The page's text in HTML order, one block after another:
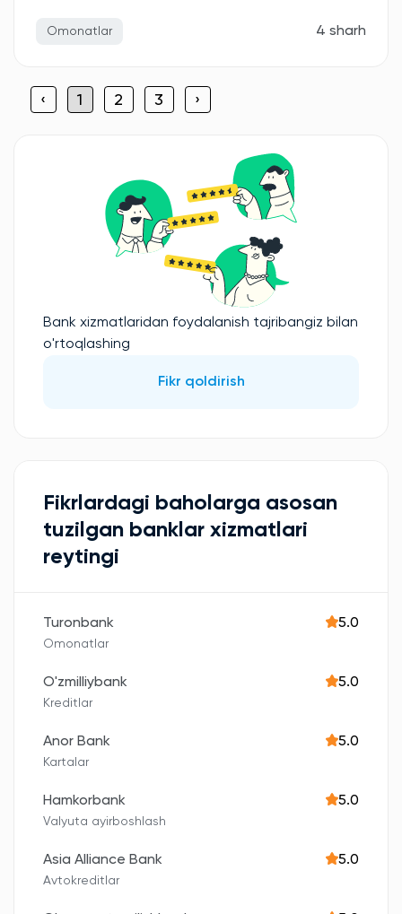
Omonatlar 4 sharh
‹ 1 2 3 ›
Bank xizmatlaridan foydalanish tajribangiz bilan
o'rtoqlashing
Fikr qoldirish
Fikrlardagi baholarga asosan
tuzilgan banklar xizmatlari
reytingi
Turonbank 5.0
Omonatlar
O'zmilliybank 5.0
Kreditlar
Anor Bank 5.0
Kartalar
Hamkorbank 5.0
Valyuta ayirboshlash
Asia Alliance Bank 5.0
Avtokreditlar